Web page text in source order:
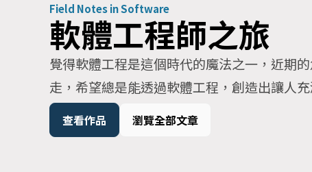
Field Notes in Software
軟體工程師之旅
覺得軟體工程是這個時代的魔法之一，近期
走，希望總是能透過軟體工程，創造出讓人
查看作品 瀏覽全部文章